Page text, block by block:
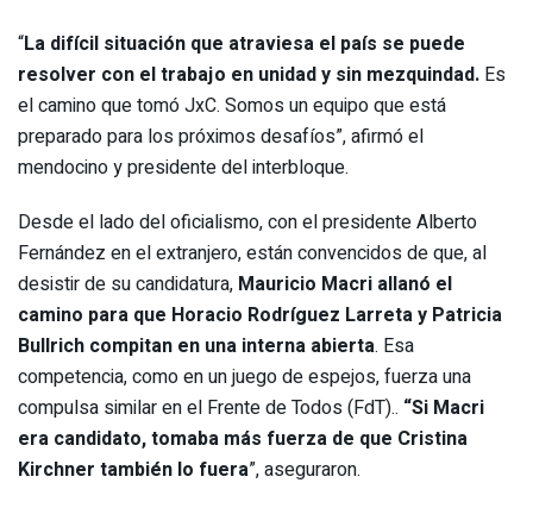
“La difícil situación que atraviesa el país se puede
resolver con el trabajo en unidad y sin mezquindad. Es
el camino que tomó JxC. Somos un equipo que está
preparado para los próximos desafíos”, afirmó el
mendocino y presidente del interbloque.
Desde el lado del oficialismo, con el presidente Alberto
Fernández en el extranjero, están convencidos de que, al
desistir de su candidatura, Mauricio Macri allanó el
camino para que Horacio Rodríguez Larreta y Patricia
Bullrich compitan en una interna abierta. Esa
competencia, como en un juego de espejos, fuerza una
compulsa similar en el Frente de Todos (FdT).. “Si Macri
era candidato, tomaba más fuerza de que Cristina
Kirchner también lo fuera”, aseguraron.